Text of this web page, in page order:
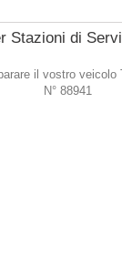
Stazioni di
il vostro
N° 88941